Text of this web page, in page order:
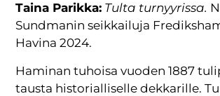
Taina Parikka: Tulta turnyyrissa.
Sundmanin seikkailuja
Havina 2024.
Haminan tuhoisa vuoden 1887
tausta historialliselle dekkarille.